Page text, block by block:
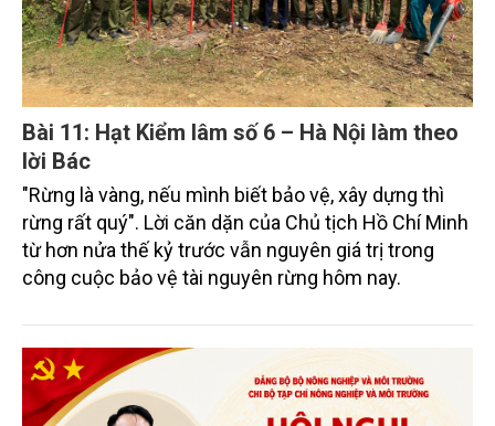
Bài 11: Hạt Kiểm lâm số 6 – Hà Nội làm theo
lời Bác
"Rừng là vàng, nếu mình biết bảo vệ, xây dựng thì
rừng rất quý". Lời căn dặn của Chủ tịch Hồ Chí Minh
từ hơn nửa thế kỷ trước vẫn nguyên giá trị trong
công cuộc bảo vệ tài nguyên rừng hôm nay.